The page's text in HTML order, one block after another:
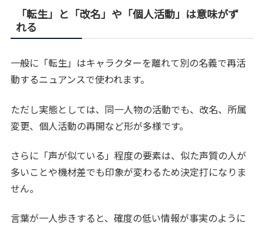
「転生」と「改名」や「個人活動」は意味がず
れる
一般に「転生」はキャラクターを離れて別の名義で再活
動するニュアンスで使われます。
ただし実態としては、同一人物の活動でも、改名、所属
変更、個人活動の再開など形が多様です。
さらに「声が似ている」程度の要素は、似た声質の人が
多いことや機材差でも印象が変わるため決定打になりま
せん。
言葉が一人歩きすると、確度の低い情報が事実のように